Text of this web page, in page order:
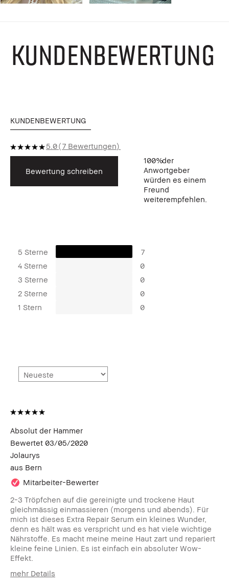
KUNDENBEWERTUNG
KUNDENBEWERTUNG
5.0 7 Bewertungen
Bewertung schreiben
100%der
Anwortgeber
würden es einem
Freund
weiterempfehlen.
5 Sterne
7
4 Sterne
0
3 Sterne
0
2 Sterne
0
1 Stern
0
Absolut der Hammer
Bewertet 03/05/2020
Jolaurys
aus Bern
Mitarbeiter-Bewerter
2-3 Tröpfchen auf die gereinigte und trockene Haut
gleichmässig einmassieren (morgens und abends). Für
mich ist dieses Extra Repair Serum ein kleines Wunder,
denn es hält was es verspricht und es hat viele wichtige
Nährstoffe. Es macht meine meine Haut zart und repariert
kleine feine Linien. Es ist einfach ein absoluter Wow-
Effekt.
mehr Details